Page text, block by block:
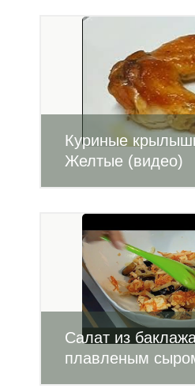
Куриные
Желтые (видео)
Салат из
плавленым